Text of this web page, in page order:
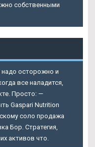
собственными
надо осторожно и
все наладится,
Просто: —
Gaspari Nutrition
соло продажа
Бор. Стратегия,
активов что.